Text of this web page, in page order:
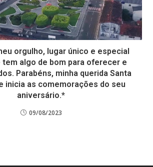
orgulho, lugar único e especial
tem algo de bom para oferecer e
Parabéns, minha querida Santa
inicia as comemorações do seu
aniversário.*
09/08/2023